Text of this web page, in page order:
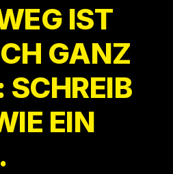
IST
GANZ
SCHREIB
EIN